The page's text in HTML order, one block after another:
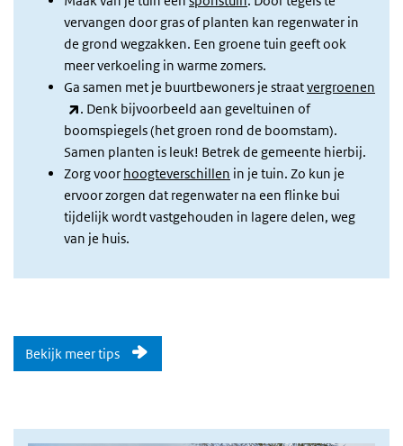
vervangen door gras of planten kan regenwater in
de grond wegzakken. Een groene tuin geeft ook
meer verkoeling in warme zomers.
Ga samen met je buurtbewoners je straatvergroenen
(externe link)
. Denk bijvoorbeeld aan geveltuinen of
boomspiegels (het groen rond de boomstam).
Samen planten is leuk! Betrek de gemeente hierbij.
Zorg voor hoogteverschillen in je tuin. Zo kun je
ervoor zorgen dat regenwater na een flinke bui
tijdelijk wordt vastgehouden in lagere delen, weg
van je huis.
Bekijk meer tips